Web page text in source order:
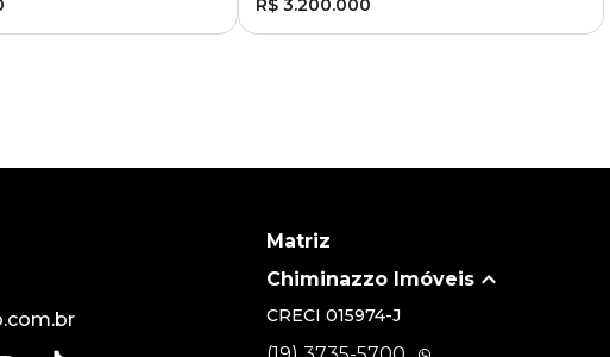
R$ 3.200.000
Matriz
Chiminazzo Imóveis
CRECI 015974-J